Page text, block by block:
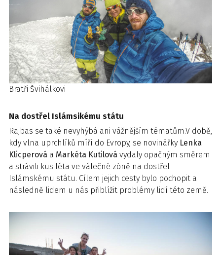
Bratři Švihálkovi
Na dostřel Islámsikému státu
Rajbas se také nevyhýbá ani vážnějším tématům.V době,
kdy vlna uprchlíků míří do Evropy, se novinářky Lenka
Klicperová a Markéta Kutilová vydaly opačným směrem
a strávili kus léta ve válečné zóně na dostřel
Islámskému státu. Cílem jejich cesty bylo pochopit a
následně lidem u nás přiblížit problémy lidí této země.